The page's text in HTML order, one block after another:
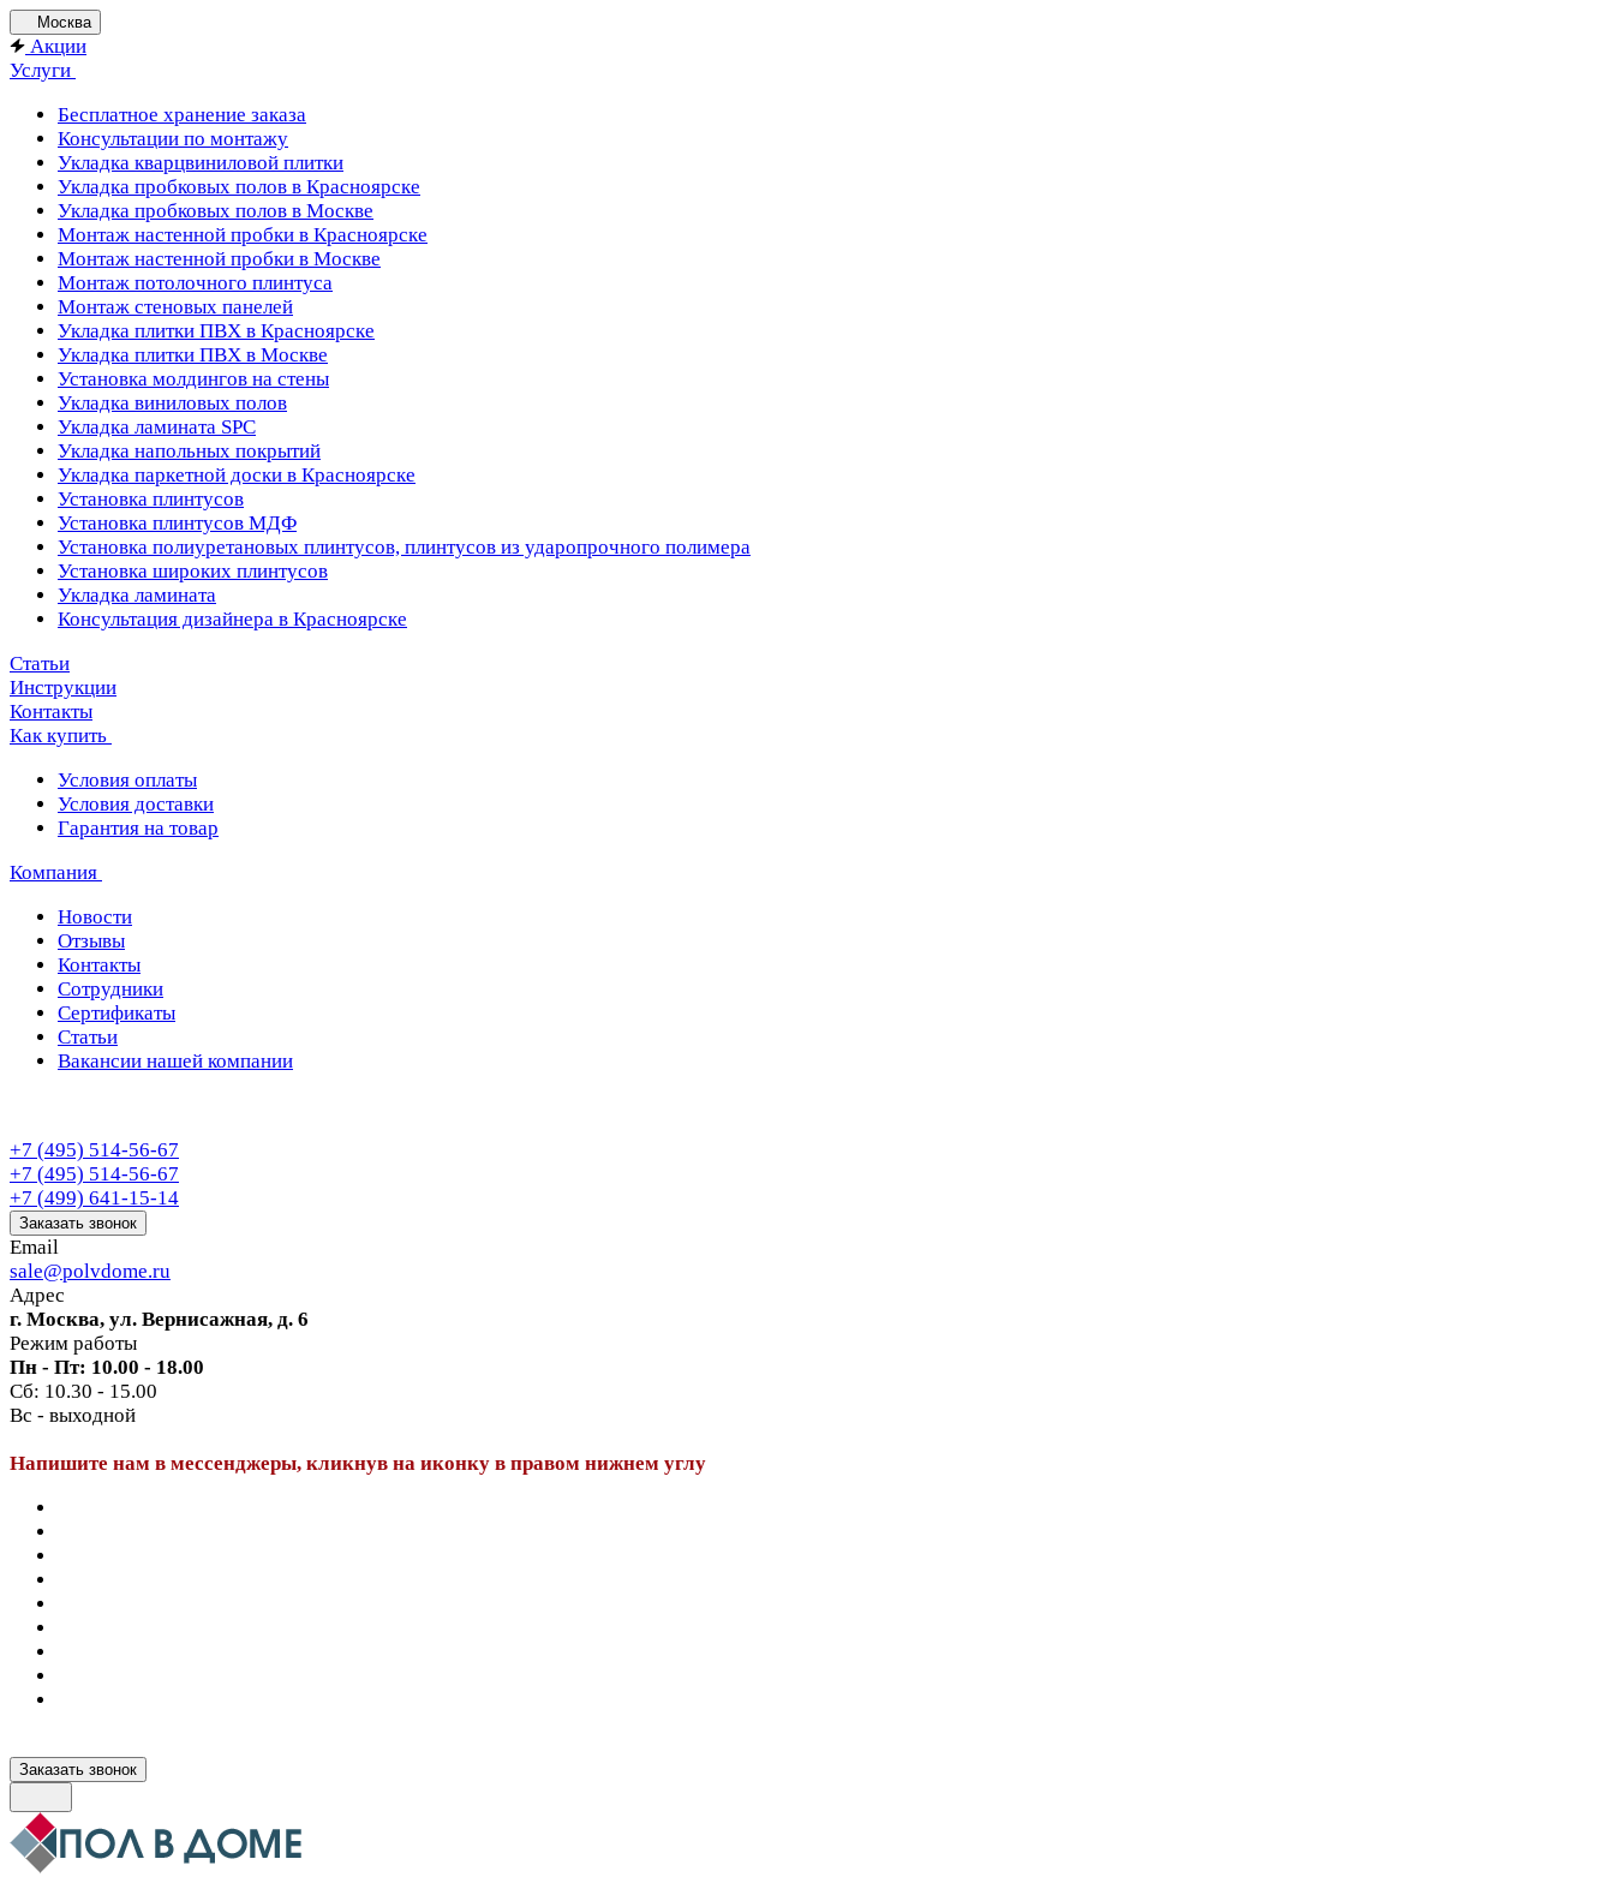
Москва
Акции
Услуги
Бесплатное хранение заказа
Консультации по монтажу
Укладка кварцвиниловой плитки
Укладка пробковых полов в Красноярске
Укладка пробковых полов в Москве
Монтаж настенной пробки в Красноярске
Монтаж настенной пробки в Москве
Монтаж потолочного плинтуса
Монтаж стеновых панелей
Укладка плитки ПВХ в Красноярске
Укладка плитки ПВХ в Москве
Установка молдингов на стены
Укладка виниловых полов
Укладка ламината SPC
Укладка напольных покрытий
Укладка паркетной доски в Красноярске
Установка плинтусов
Установка плинтусов МДФ
Установка полиуретановых плинтусов, плинтусов из ударопрочного полимера
Установка широких плинтусов
Укладка ламината
Консультация дизайнера в Красноярске
Статьи
Инструкции
Контакты
Как купить
Условия оплаты
Условия доставки
Гарантия на товар
Компания
Новости
Отзывы
Контакты
Сотрудники
Сертификаты
Статьи
Вакансии нашей компании
+7 (495) 514-56-67
+7 (495) 514-56-67
+7 (499) 641-15-14
Заказать звонок
Email
sale@polvdome.ru
Адрес
г. Москва, ул. Вернисажная, д. 6
Режим работы
Пн - Пт: 10.00 - 18.00
Сб: 10.30 - 15.00
Вс - выходной
Напишите нам в мессенджеры, кликнув на иконку в правом нижнем углу
Заказать звонок